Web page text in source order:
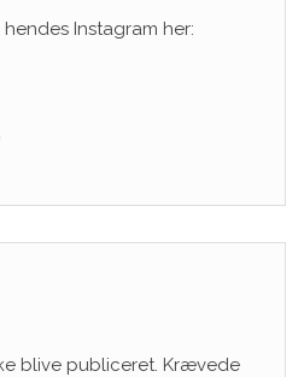
Instagram her:
blive publiceret. Krævede